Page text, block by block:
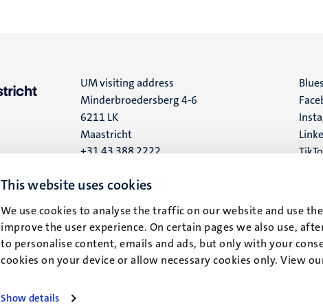
This website uses cookies
We use cookies to analyse the traffic on our website and use
improve the user experience. On certain pages we also use,
to personalise content, emails and ads, but only with your
cookies on your device or allow necessary cookies only. View
Show details
UM visiting address
Minderbroedersberg 4-6
6211 LK
Maastricht
+31 43 388 2222
UM postal address
6200 MD
Maastricht